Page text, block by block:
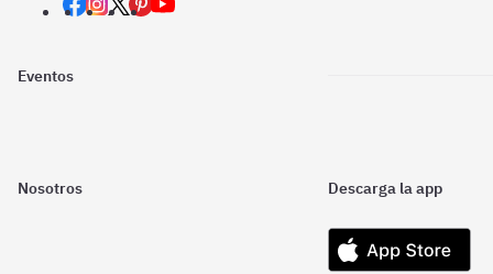
Eventos
Nosotros Descarga la app